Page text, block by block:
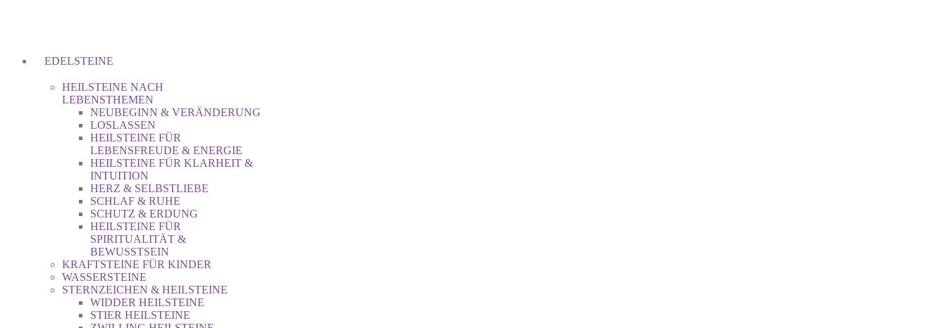
EDELSTEINE
HEILSTEINE NACH
LEBENSTHEMEN
NEUBEGINN & VERÄNDERUNG
LOSLASSEN
HEILSTEINE FÜR
LEBENSFREUDE & ENERGIE
HEILSTEINE FÜR KLARHEIT &
INTUITION
HERZ & SELBSTLIEBE
SCHLAF & RUHE
SCHUTZ & ERDUNG
HEILSTEINE FÜR
SPIRITUALITÄT &
BEWUSSTSEIN
KRAFTSTEINE FÜR KINDER
WASSERSTEINE
STERNZEICHEN & HEILSTEINE
WIDDER HEILSTEINE
STIER HEILSTEINE